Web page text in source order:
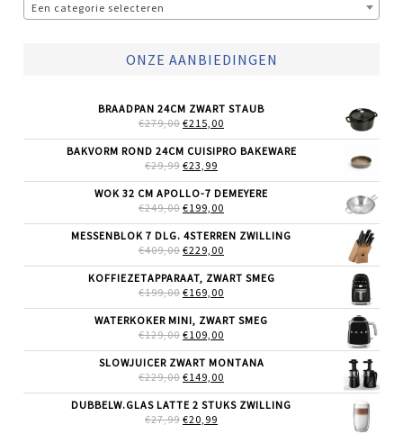
Een categorie selecteren
ONZE AANBIEDINGEN
BRAADPAN 24CM ZWART STAUB
€279,00 OORSPRONKELIJKE
WAS:
€279,00.
€215,00
IS:
BAKVORM ROND 24CM CUISIPRO BAKEWARE
€29,99 OORSPRONKELIJKE
WAS:
€29,99.
€23,99
IS:
€23,99.
WOK 32 CM APOLLO-7 DEMEYERE
€249,00 OORSPRONKELIJKE
WAS:
€249,00.
€199,00
IS:
MESSENBLOK 7 DLG. 4STERREN ZWILLING
€409,00 OORSPRONKELIJKE
WAS:
€409,00.
€229,00
IS:
KOFFIEZETAPPARAAT, ZWART SMEG
€199,00 OORSPRONKELIJKE
WAS:
€199,00.
€169,00
IS:
WATERKOKER MINI, ZWART SMEG
€129,00 OORSPRONKELIJKE
WAS:
€129,00.
€109,00
IS:
SLOWJUICER ZWART MONTANA
€229,00 OORSPRONKELIJKE
WAS:
€229,00.
€149,00
IS:
DUBBELW.GLAS LATTE 2 STUKS ZWILLING
€27,99 OORSPRONKELIJKE
€20,99